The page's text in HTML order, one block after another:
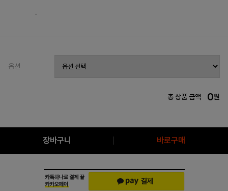
-
옵션
총 상품 금액 0원
장바구니 바로구매